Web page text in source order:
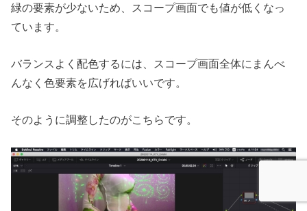
緑の要素が少ないため、スコープ画面でも値が低くなっ
ています。
バランスよく配色するには、スコープ画面全体にまんべ
んなく色要素を広げればいいです。
そのように調整したのがこちらです。